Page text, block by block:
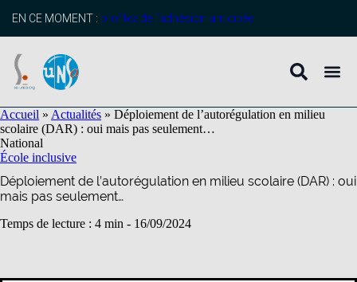
principal
EN CE MOMENT : profitez de l’adhésion anticipée
Accueil » Actualités » Déploiement de l’autorégulation en milieu
scolaire (DAR) : oui mais pas seulement…
National
École inclusive
Déploiement de l’autorégulation en milieu scolaire (DAR) : oui
mais pas seulement…
Temps de lecture : 4 min - 16/09/2024